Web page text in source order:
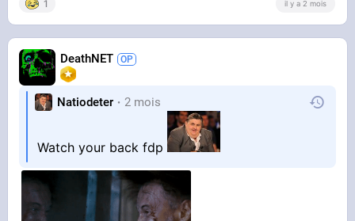
1 il y a 2 mois
DeathNET
Natiodeter 2 mois
Watch your back fdp